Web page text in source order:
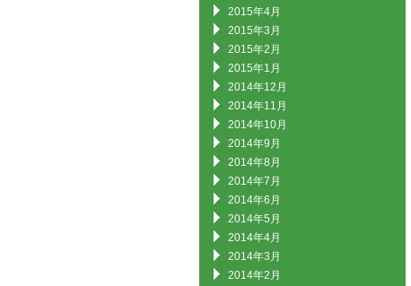
2015年4月
2015年3月
2015年2月
2015年1月
2014年12月
2014年11月
2014年10月
2014年9月
2014年8月
2014年7月
2014年6月
2014年5月
2014年4月
2014年3月
2014年2月